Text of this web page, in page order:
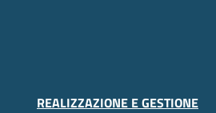
REALIZZAZIONE E GESTIONE